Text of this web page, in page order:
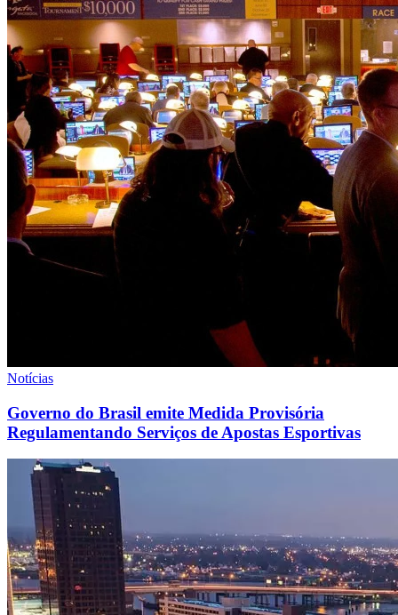
Notícias
Governo do Brasil emite Medida Provisória
Regulamentando Serviços de Apostas Esportivas